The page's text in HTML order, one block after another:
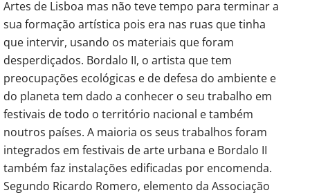
Artes de Lisboa mas não teve tempo para terminar a
sua formação artística pois era nas ruas que tinha
que intervir, usando os materiais que foram
desperdiçados. Bordalo II, o artista que tem
preocupações ecológicas e de defesa do ambiente e
do planeta tem dado a conhecer o seu trabalho em
festivais de todo o território nacional e também
noutros países. A maioria os seus trabalhos foram
integrados em festivais de arte urbana e Bordalo II
também faz instalações edificadas por encomenda.
Segundo Ricardo Romero, elemento da Associação